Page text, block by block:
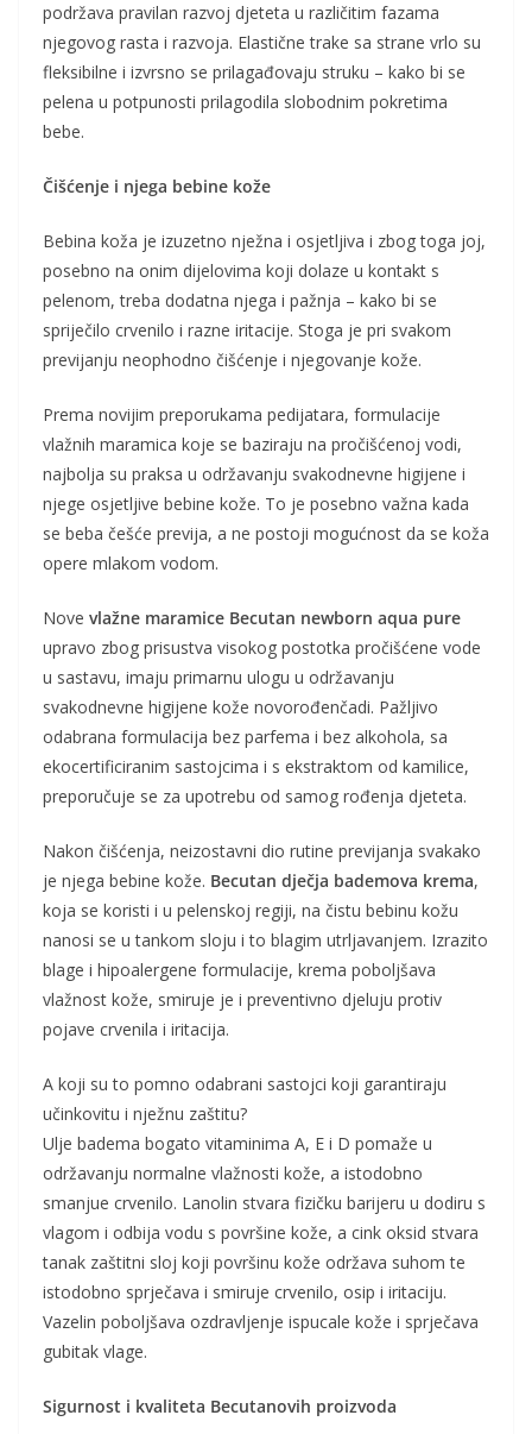
podržava pravilan razvoj djeteta u različitim fazama
njegovog rasta i razvoja. Elastične trake sa strane vrlo su
fleksibilne i izvrsno se prilagađovaju struku – kako bi se
pelena u potpunosti prilagodila slobodnim pokretima
bebe.
Čišćenje i njega bebine kože
Bebina koža je izuzetno nježna i osjetljiva i zbog toga joj,
posebno na onim dijelovima koji dolaze u kontakt s
pelenom, treba dodatna njega i pažnja – kako bi se
spriječilo crvenilo i razne iritacije. Stoga je pri svakom
previjanju neophodno čišćenje i njegovanje kože.
Prema novijim preporukama pedijatara, formulacije
vlažnih maramica koje se baziraju na pročišćenoj vodi,
najbolja su praksa u održavanju svakodnevne higijene i
njege osjetljive bebine kože. To je posebno važna kada
se beba češće previja, a ne postoji mogućnost da se koža
opere mlakom vodom.
Nove vlažne maramice Becutan newborn aqua pure
upravo zbog prisustva visokog postotka pročišćene vode
u sastavu, imaju primarnu ulogu u održavanju
svakodnevne higijene kože novorođenčadi. Pažljivo
odabrana formulacija bez parfema i bez alkohola, sa
ekocertificiranim sastojcima i s ekstraktom od kamilice,
preporučuje se za upotrebu od samog rođenja djeteta.
Nakon čišćenja, neizostavni dio rutine previjanja svakako
je njega bebine kože. Becutan dječja bademova krema,
koja se koristi i u pelenskoj regiji, na čistu bebinu kožu
nanosi se u tankom sloju i to blagim utrljavanjem. Izrazito
blage i hipoalergene formulacije, krema poboljšava
vlažnost kože, smiruje je i preventivno djeluju protiv
pojave crvenila i iritacija.
A koji su to pomno odabrani sastojci koji garantiraju
učinkovitu i nježnu zaštitu?
Ulje badema bogato vitaminima A, E i D pomaže u
održavanju normalne vlažnosti kože, a istodobno
smanjue crvenilo. Lanolin stvara fizičku barijeru u dodiru s
vlagom i odbija vodu s površine kože, a cink oksid stvara
tanak zaštitni sloj koji površinu kože održava suhom te
istodobno sprječava i smiruje crvenilo, osip i iritaciju.
Vazelin poboljšava ozdravljenje ispucale kože i sprječava
gubitak vlage.
Sigurnost i kvaliteta Becutanovih proizvoda